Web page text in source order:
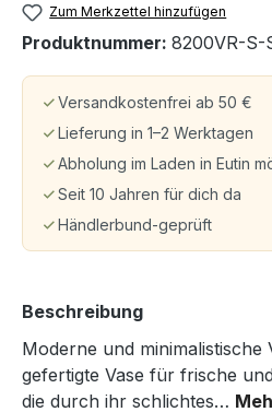
Zum Merkzettel hinzufügen
Produktnummer: 8200VR-S-
Versandkostenfrei ab 50 €
Lieferung in 1–2 Werktagen
Abholung im Laden in Eutin
Seit 10 Jahren für dich da
Händlerbund-geprüft
Beschreibung
Moderne und minimalistische
gefertigte Vase für frische
die durch ihr schlichtes…